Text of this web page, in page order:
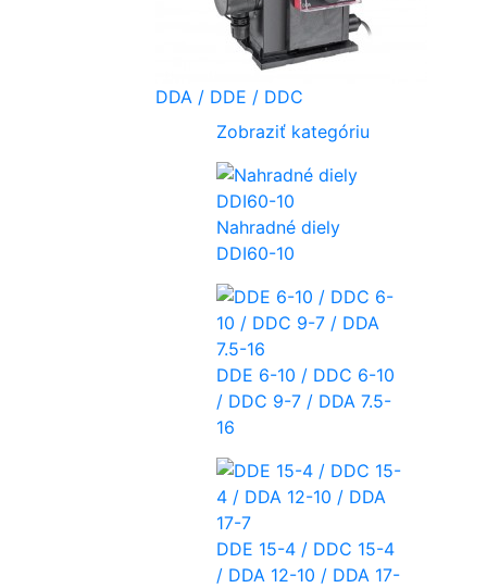
DDA / DDE / DDC
Zobraziť kategóriu
Nahradné diely
DDI60-10
DDE 6-10 / DDC 6-10
/ DDC 9-7 / DDA 7.5-
16
DDE 15-4 / DDC 15-4
/ DDA 12-10 / DDA 17-